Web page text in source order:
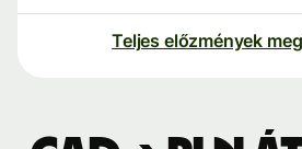
Teljes előzmények